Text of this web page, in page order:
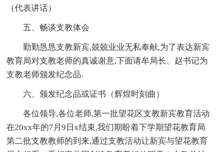
（代表讲话）
五、畅谈支教体会
勤勤恳恳支教新宾,兢兢业业无私奉献,为了表达新宾
教育局对支教老师的真诚谢意,下面请牟局长、赵书记为
支教老师颁发纪念品.
六、颁发纪念品或证书（辉煌时刻曲）
各位领导,各位老师,第一批望花区支教新宾教育活动
在20xx年的7月9日x结束,我们期盼着下学期望花教育局
第二批支教教师的到来,通过支教活动让新宾与望花教育